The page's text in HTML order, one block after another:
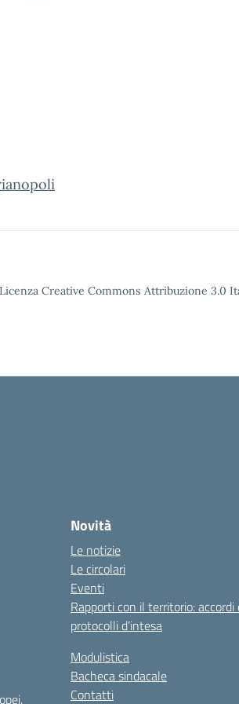
Creative Commons Attribuzione 3.0
Novità
Le notizie
Le circolari
Eventi
Rapporti con il territorio: accordi
protocolli d’intesa
Modulistica
Bacheca sindacale
Contatti